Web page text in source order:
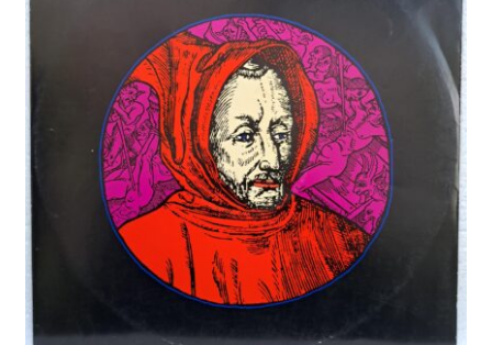
Listă produse
Oferta lunii
Contul meu